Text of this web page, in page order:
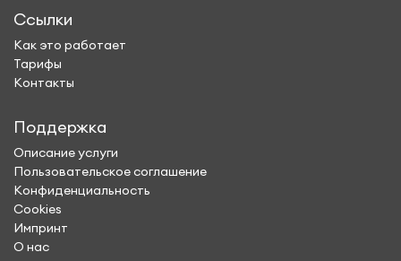
Ссылки
Как это работает
Тарифы
Контакты
Поддержка
Описание услуги
Пользовательское соглашение
Конфиденциальность
Cookies
Импринт
О нас